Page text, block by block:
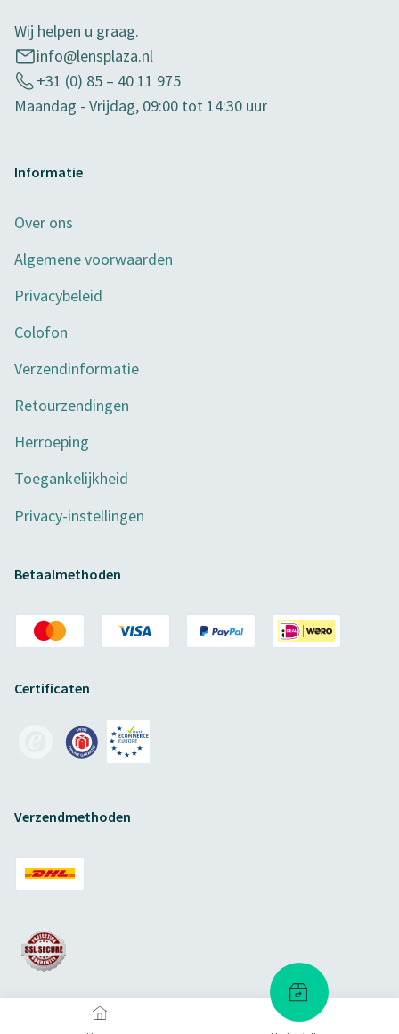
Wij helpen u graag.
info@lensplaza.nl
+31 (0) 85 – 40 11 975
Maandag - Vrijdag, 09:00 tot 14:30 uur
Informatie
Over ons
Algemene voorwaarden
Privacybeleid
Colofon
Verzendinformatie
Retourzendingen
Herroeping
Toegankelijkheid
Privacy-instellingen
Betaalmethoden
Certificaten
Verzendmethoden